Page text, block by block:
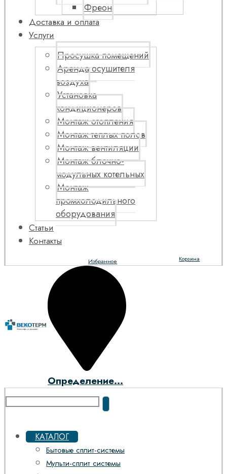
Фреон
Доставка и оплата
Услуги
Просушка помещений
Аренда осушителя
воздуха
Установка
кондиционеров
Монтаж отопления
Монтаж теплых полов
Монтаж вентиляции
Монтаж блочно-
модульных котельных
Монтаж
промхолодильного
оборудования
Статьи
Контакты
Корзина
Избранное
Определение...
КАТАЛОГ
Бытовые сплит-системы
Мульти-сплит системы